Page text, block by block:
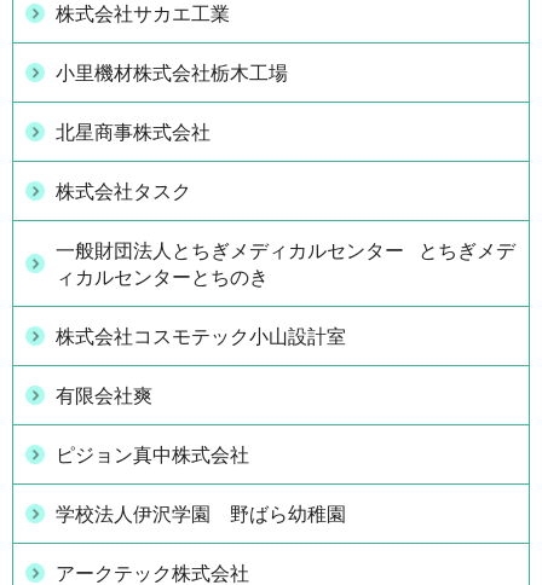
株式会社サカエ工業
小里機材株式会社栃木工場
北星商事株式会社
株式会社タスク
一般財団法人とちぎメディカルセンター とちぎメデ
ィカルセンターとちのき
株式会社コスモテック小山設計室
有限会社爽
ピジョン真中株式会社
学校法人伊沢学園 野ばら幼稚園
アークテック株式会社